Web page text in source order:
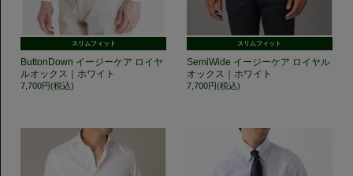
スリムフィット
ButtonDown イージーケア ロイヤ
ルオックス｜ホワイト
7,700円(税込)
スリムフィット
SemiWide イージーケア ロイヤル
オックス｜ホワイト
7,700円(税込)